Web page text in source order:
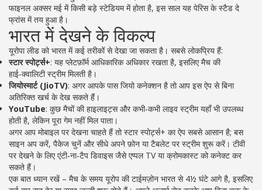
फाइनल अक्सर मई में किसी बड़े स्टेडियम में होता है, इस साल यह पेरिस के स्टैड दे
फ्रांस में तय हुआ है।
भारत में देखने के विकल्प
यूरोपा लीड को भारत में कई तरीकों से देखा जा सकता है। सबसे लोकप्रिय हैं:
स्टार स्पोर्ट्स+: यह प्लेटफ़ॉर्म आधिकारिक अधिकार रखता है, इसलिए मैच की
हाई‑क्वालिटी स्ट्रीम मिलती है।
जियोस्मार्ट (JioTV): अगर आपके पास जियो कनेक्शन है तो आप इस ऐप से बिना
अतिरिक्त खर्च के देख सकते हैं।
YouTube: कुछ मैचों की हाइलाइट्स और कभी‑कभी लाइव स्ट्रीम यहाँ भी उपलब्ध
होती है, लेकिन पूरा गेम नहीं मिल पाता।
अगर आप मोबाइल पर देखना चाहते हैं तो स्टार स्पोर्ट्स+ का ऐप सबसे आसान है; बस
साइन अप करें, पैकेज चुनें और सीधे अपने फ़ोन या टैबलेट पर स्ट्रीम शुरू करें। टीवी
पर देखने के लिए एंटी‑ना‑टैप डिवाइस जैसे एप्पल TV या क्रोमकास्ट को कनेक्ट कर
सकते हैं।
एक बात ध्यान रखें – मैच के समय यूरोप की टाईमज़ोन भारत से 4½ घंटे आगे है, इसलिए